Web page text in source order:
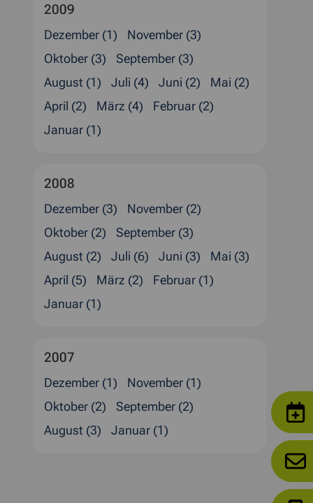
2009
Dezember (1)
November (3)
Oktober (3)
September (3)
August (1)
Juli (4) Juni (2)
Mai (2)
April (2)
März (4)
Februar (2)
Januar (1)
2008
Dezember (3)
November (2)
Oktober (2)
September (3)
August (2)
Juli (6) Juni (3)
Mai (3)
April (5)
März (2)
Februar (1)
Januar (1)
2007
Dezember (1)
November (1)
Oktober (2)
September (2)
August (3)
Januar (1)